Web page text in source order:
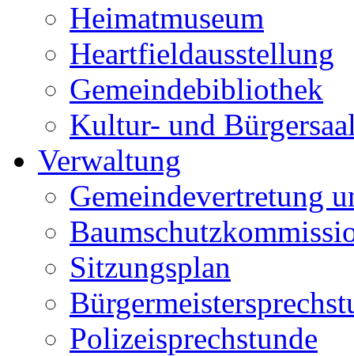
Heimatmuseum
Heartfieldausstellung
Gemeindebibliothek
Kultur- und
Verwaltung
Gemeindevertretung
Sitzungsplan
Polizeisprechstunde